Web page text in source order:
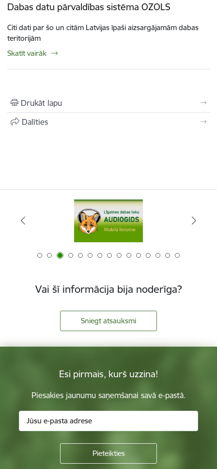
Dabas datu pārvaldības sistēma OZOLS
Citi dati par šo un citām Latvijas īpaši aizsargājamām dabas
teritorijām
Skatīt vairāk
Drukāt lapu
Dalīties
Vai šī informācija bija noderīga?
Sniegt atsauksmi
Esi pirmais, kurš uzzina!
Piesakies jaunumu saņemšanai savā e-pastā.